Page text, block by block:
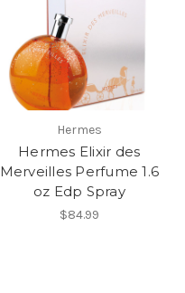
Hermes
Hermes Elixir des
Merveilles Perfume 1.6
oz Edp Spray
$84.99